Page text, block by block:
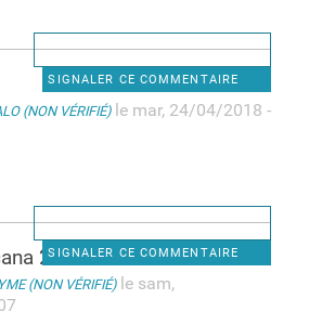
SIGNALER CE COMMENTAIRE
(NON VÉRIFIÉ)le mar, 24/04/2018 -
SIGNALER CE COMMENTAIRE
20 links
(NON VÉRIFIÉ)le sam,